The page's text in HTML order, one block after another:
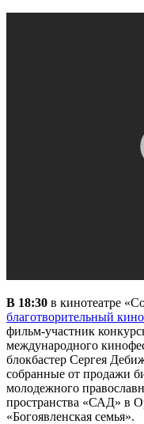
В 18:30 в кинотеатре
благотворительный
фильм-участник
международного
блокбастер Сергея
собранные от продажи
молодежного
пространства «САД» в
«Богоявленская семья».